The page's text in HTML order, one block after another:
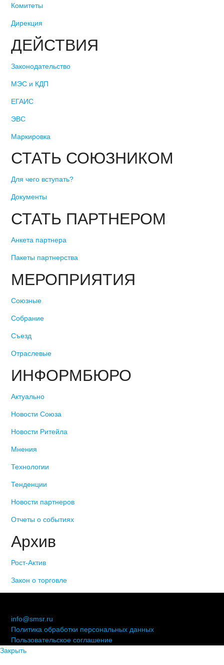
Комитеты
Дирекция
ДЕЙСТВИЯ
Законодательство
МЭС и КДП
ЕГАИС
ЭВС
Маркировка
СТАТЬ СОЮЗНИКОМ
Для чего вступать?
Документы
СТАТЬ ПАРТНЕРОМ
Анкета партнера
Пакеты партнерства
МЕРОПРИЯТИЯ
Союзные
Собрание
Съезд
Отраслевые
ИНФОРМБЮРО
Актуально
Новости Союза
Новости Ритейла
Мнения
Технологии
Тенденции
Новости партнеров
Отчеты о событиях
Архив
Рост-Актив
Закон о торговле
info@smsr.ru
Политика обработки персональных данных
Пользовательское соглашение
Закрыть